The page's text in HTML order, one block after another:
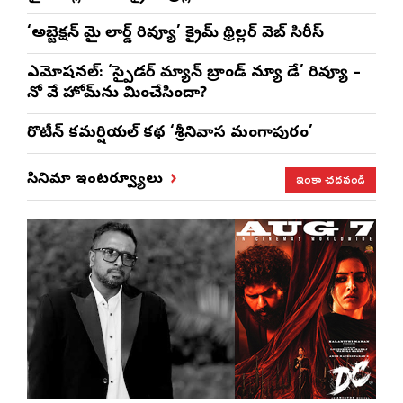
‘అబ్జెక్ష‌న్ మై లార్డ్ రివ్యూ’ క్రైమ్ థ్రిల్ల‌ర్ వెబ్ సిరీస్
ఎమోష‌న‌ల్‌: ‘స్పైడర్ మ్యాన్ బ్రాండ్ న్యూ డే’ రివ్యూ –
నో వే హోమ్‌ను మించేసిందా?
రొటీన్‌ కమర్షియల్‌ కథ ‘శ్రీనివాస మంగాపురం’
సినిమా ఇంటర్వ్యూలు ఇంకా చదవండి